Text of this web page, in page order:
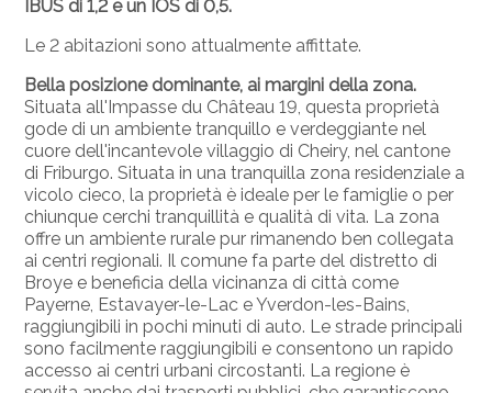
IBUS di 1,2 e un IOS di 0,5.
Le 2 abitazioni sono attualmente affittate.
Bella posizione dominante, ai margini della zona.
Situata all'Impasse du Château 19, questa proprietà
gode di un ambiente tranquillo e verdeggiante nel
cuore dell'incantevole villaggio di Cheiry, nel cantone
di Friburgo. Situata in una tranquilla zona residenziale a
vicolo cieco, la proprietà è ideale per le famiglie o per
chiunque cerchi tranquillità e qualità di vita. La zona
offre un ambiente rurale pur rimanendo ben collegata
ai centri regionali. Il comune fa parte del distretto di
Broye e beneficia della vicinanza di città come
Payerne, Estavayer-le-Lac e Yverdon-les-Bains,
raggiungibili in pochi minuti di auto. Le strade principali
sono facilmente raggiungibili e consentono un rapido
accesso ai centri urbani circostanti. La regione è